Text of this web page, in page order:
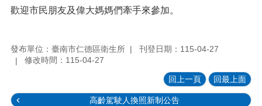
歡迎市民朋友及偉大媽媽們牽手來參加。
發布單位：臺南市仁德區衛生所
刊登日期：115-04-27
修改時間：115-04-27
回上一頁 回最上面
高齡駕駛人換照新制公告